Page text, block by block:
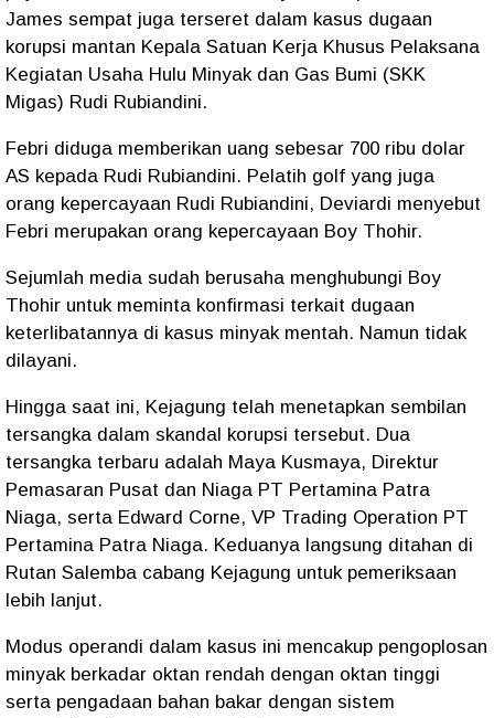
James sempat juga terseret dalam kasus dugaan
korupsi mantan Kepala Satuan Kerja Khusus Pelaksana
Kegiatan Usaha Hulu Minyak dan Gas Bumi (SKK
Migas) Rudi Rubiandini.
Febri diduga memberikan uang sebesar 700 ribu dolar
AS kepada Rudi Rubiandini. Pelatih golf yang juga
orang kepercayaan Rudi Rubiandini, Deviardi menyebut
Febri merupakan orang kepercayaan Boy Thohir.
Sejumlah media sudah berusaha menghubungi Boy
Thohir untuk meminta konfirmasi terkait dugaan
keterlibatannya di kasus minyak mentah. Namun tidak
dilayani.
Hingga saat ini, Kejagung telah menetapkan sembilan
tersangka dalam skandal korupsi tersebut. Dua
tersangka terbaru adalah Maya Kusmaya, Direktur
Pemasaran Pusat dan Niaga PT Pertamina Patra
Niaga, serta Edward Corne, VP Trading Operation PT
Pertamina Patra Niaga. Keduanya langsung ditahan di
Rutan Salemba cabang Kejagung untuk pemeriksaan
lebih lanjut.
Modus operandi dalam kasus ini mencakup pengoplosan
minyak berkadar oktan rendah dengan oktan tinggi
serta pengadaan bahan bakar dengan sistem